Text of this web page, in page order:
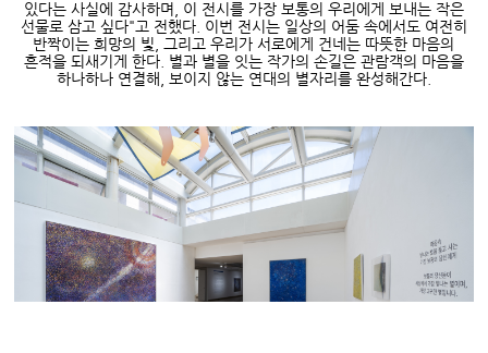
있다는 사실에 감사하며
이 전시를 가장 보통의 우리에게 보내는 작은
선물로 삼고 싶다"고 전했다. 이번 전시는 일상의 어둠 속에서도 여전히
반짝이는 희망의 빛
그리고 우리가 서로에게 건네는 따뜻한 마음의
흔적을 되새기게 한다. 별과 별을 잇는 작가의 손길은 관람객의 마음을
하나하나 연결해
보이지 않는 연대의 별자리를 완성해간다.